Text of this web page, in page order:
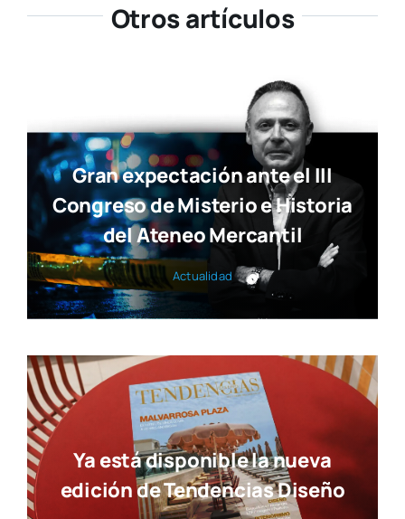
Otros artículos
Gran expectación ante el III
Congreso de Misterio e Historia
del Ateneo Mercantil
Actua­li­dad
Ya está disponible la nueva
edición de Tendencias Diseño